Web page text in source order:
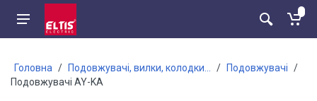
Головна / Подовжувачі, вилки, колодки... / Подовжувачі /
Подовжувачі AY-KA